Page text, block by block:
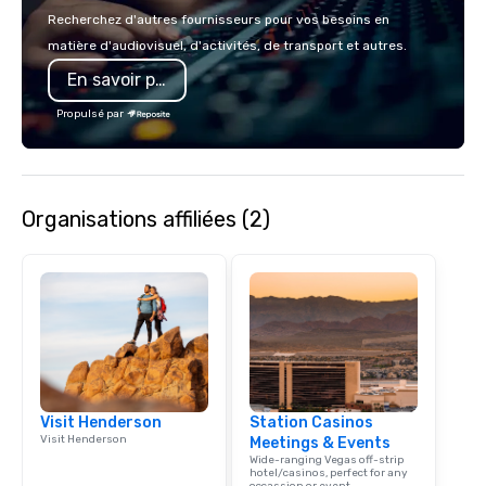
sleeves for our
you to create a truly
experience that sets
Recherchez d'autres fournisseurs pour vos besoins en
matière d'audiovisuel, d'activités, de transport et autres.
En savoir plus
Propulsé par
Organisations affiliées (2)
Visit Henderson
Visit Henderson
Station Casinos
Meetings & Events
Wide-ranging Vegas off-strip
hotel/casinos, perfect for any